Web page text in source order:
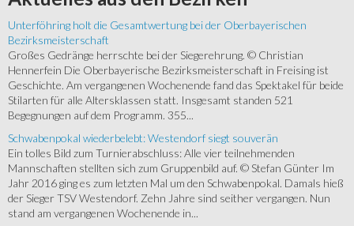
Unterföhring holt die Gesamtwertung bei der Oberbayerischen
Bezirksmeisterschaft
Großes Gedränge herrschte bei der Siegerehrung. © Christian
Hennerfein Die Oberbayerische Bezirksmeisterschaft in Freising ist
Geschichte. Am vergangenen Wochenende fand das Spektakel für beide
Stilarten für alle Altersklassen statt. Insgesamt standen 521
Begegnungen auf dem Programm. 355...
Schwabenpokal wiederbelebt: Westendorf siegt souverän
Ein tolles Bild zum Turnierabschluss: Alle vier teilnehmenden
Mannschaften stellten sich zum Gruppenbild auf. © Stefan Günter Im
Jahr 2016 ging es zum letzten Mal um den Schwabenpokal. Damals hieß
der Sieger TSV Westendorf. Zehn Jahre sind seither vergangen. Nun
stand am vergangenen Wochenende in...